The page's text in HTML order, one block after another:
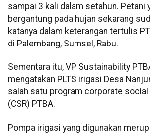
sampai 3 kali dalam setahun. Petani
bergantung pada hujan sekarang
katanya dalam keterangan tertulis
di Palembang, Sumsel, Rabu.
Sementara itu, VP Sustainability
mengatakan PLTS irigasi Desa
salah satu program corporate
(CSR) PTBA.
Pompa irigasi yang digunakan